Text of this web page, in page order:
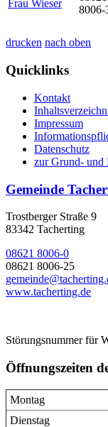
Frau Wieser
8006-
drucken nach oben
Quicklinks
Kontakt
Impressum
Datenschutz
zur Grund- und
Gemeinde
Trostberger Straße 9
83342 Tacherting
08621 8006-0
08621 8006-25
www.tacherting.de
Störungsnummer für
Öffnungszeiten
Montag
Dienstag